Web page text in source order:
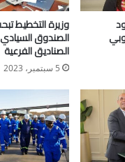
مليارات وثمانين مليون
المكون الخاص بالتمويل
المبلغ بالكامل خلال عام
في تحقيق أهدافه
وزيرة التخطيط
الصندوق
الصناديق الفرعية
5 سبتمبر، 2023